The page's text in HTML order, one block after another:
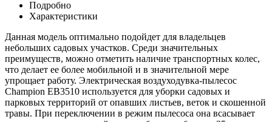
Подробно
Характеристики
Данная модель оптимально подойдет для владельцев
небольших садовых участков. Среди значительных
преимуществ, можно отметить наличие транспортных колес,
что делает ее более мобильной и в значительной мере
упрощает работу. Электрическая воздуходувка-пылесос
Champion EB3510 используется для уборки садовых и
парковых территорий от опавших листьев, веток и скошенной
травы. При переключении в режим пылесоса она всасывает